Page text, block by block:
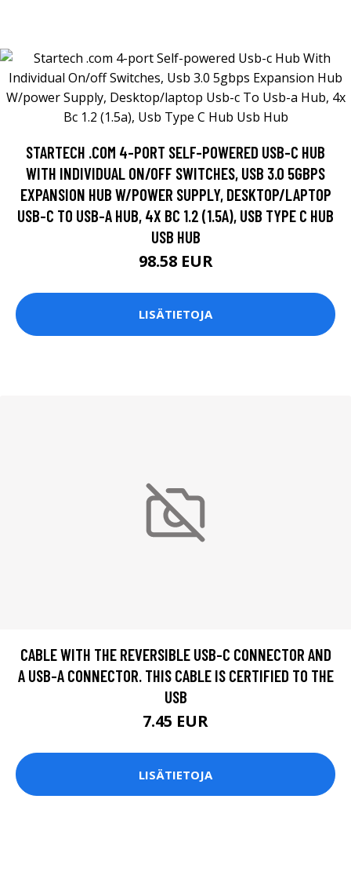
STARTECH .COM 4-PORT SELF-POWERED USB-C HUB
WITH INDIVIDUAL ON/OFF SWITCHES, USB 3.0 5GBPS
EXPANSION HUB W/POWER SUPPLY, DESKTOP/LAPTOP
USB-C TO USB-A HUB, 4X BC 1.2 (1.5A), USB TYPE C HUB
USB HUB
98.58 EUR
LISÄTIETOJA
CABLE WITH THE REVERSIBLE USB-C CONNECTOR AND
A USB-A CONNECTOR. THIS CABLE IS CERTIFIED TO THE
USB
7.45 EUR
LISÄTIETOJA